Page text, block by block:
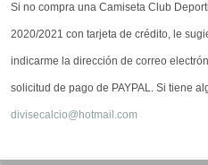
Si no compra una Camiseta Club
2020/2021 con tarjeta de crédito, le
indicarme la dirección de correo
solicitud de pago de PAYPAL. Si tiene
divisecalcio@hotmail.com